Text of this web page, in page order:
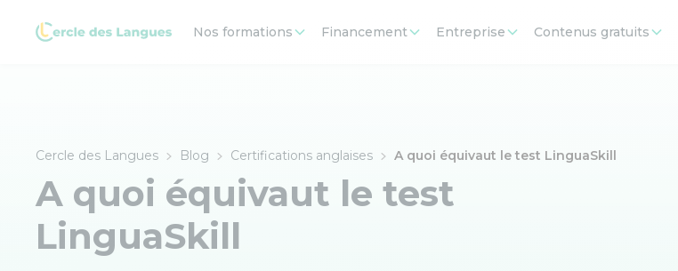
Nos formations Financement Entreprise Contenus gratuits
Cercle des Langues Blog Certifications anglaises A quoi équivaut le test LinguaSkill
A quoi équivaut le test
LinguaSkill